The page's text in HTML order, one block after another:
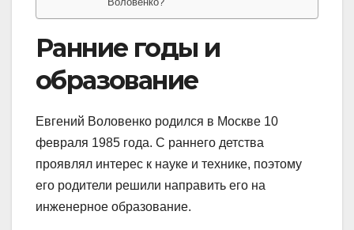
Ранние годы и
образование
Евгений Воловенко родился в Москве 10
февраля 1985 года. С раннего детства
проявлял интерес к науке и технике, поэтому
его родители решили направить его на
инженерное образование.